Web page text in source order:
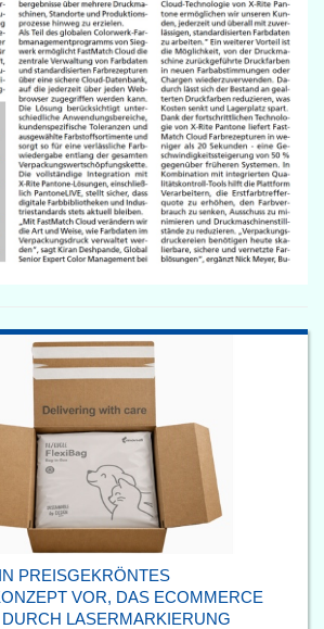
PREISGEKRÖNTES
VOR, DAS ECOMMERCE
LASERMARKIERUNG